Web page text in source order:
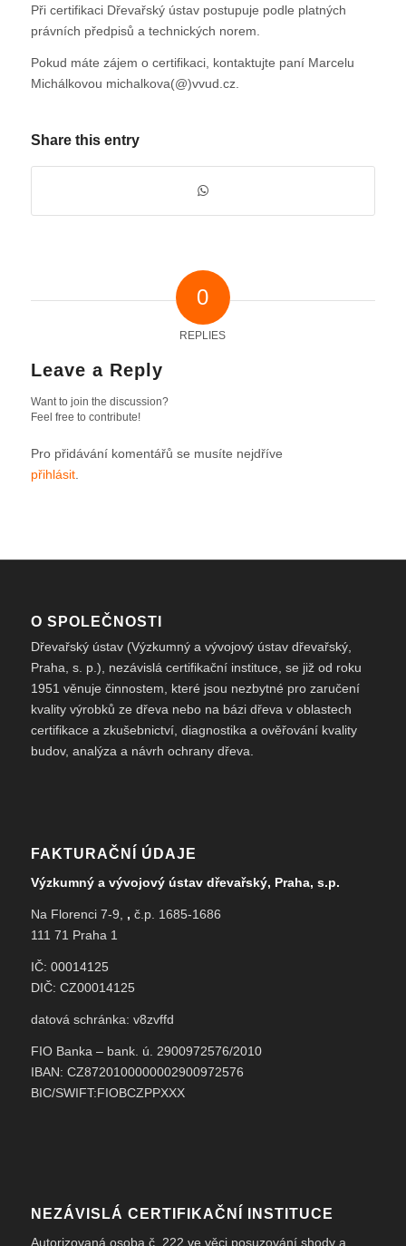
Při certifikaci Dřevařský ústav postupuje podle platných
právních předpisů a technických norem.
Pokud máte zájem o certifikaci, kontaktujte paní Marcelu
Michálkovou michalkova(@)vvud.cz.
Share this entry
0
REPLIES
Leave a Reply
Want to join the discussion?
Feel free to contribute!
Pro přidávání komentářů se musíte nejdříve
přihlásit.
O SPOLEČNOSTI
Dřevařský ústav (Výzkumný a vývojový ústav dřevařský,
Praha, s. p.), nezávislá certifikační instituce, se již od roku
1951 věnuje činnostem, které jsou nezbytné pro zaručení
kvality výrobků ze dřeva nebo na bázi dřeva v oblastech
certifikace a zkušebnictví, diagnostika a ověřování kvality
budov, analýza a návrh ochrany dřeva.
FAKTURAČNÍ ÚDAJE
Výzkumný a vývojový ústav dřevařský, Praha, s.p.
Na Florenci 7-9, , č.p. 1685-1686
111 71 Praha 1
IČ: 00014125
DIČ: CZ00014125
datová schránka: v8zvffd
FIO Banka – bank. ú. 2900972576/2010
IBAN: CZ8720100000002900972576
BIC/SWIFT:FIOBCZPPXXX
NEZÁVISLÁ CERTIFIKAČNÍ INSTITUCE
Autorizovaná osoba č. 222 ve věci posuzování shody a